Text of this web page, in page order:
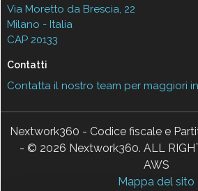
Via Moretto da Brescia, 22
Milano - Italia
CAP 20133
Contatti
Contatta il nostro team per maggiori
Nextwork360 - Codice fiscale e
- © 2026 Nextwork360. ALL
AWS
Mappa del sito